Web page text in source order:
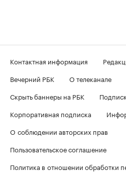
Контактная информация
Вечерний РБК
О телеканале
Скрыть баннеры на РБК
Корпоративная подписка
О соблюдении авторских прав
Пользовательское соглашение
Политика в отношении обработки